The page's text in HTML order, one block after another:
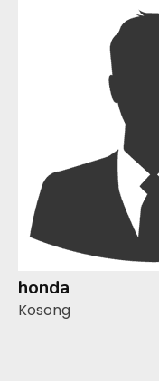
honda
Kosong